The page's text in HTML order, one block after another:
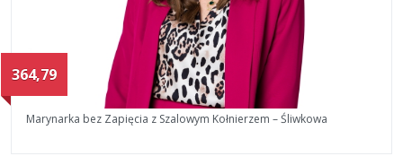
364,79
Marynarka bez Zapięcia z Szalowym Kołnierzem – Śliwkowa